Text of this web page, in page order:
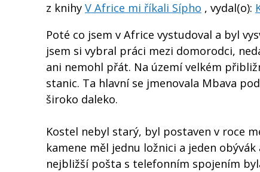
z knihy V Africe mi říkali Sípho , vydal(o):
Poté co jsem v Africe vystudoval a byl
jsem si vybral práci mezi domorodci,
ani nemohl přát. Na území velkém
stanic. Ta hlavní se jmenovala Mbava
široko daleko.
Kostel nebyl starý, byl postaven v roce
kamene měl jednu ložnici a jeden
nejbližší pošta s telefonním spojením